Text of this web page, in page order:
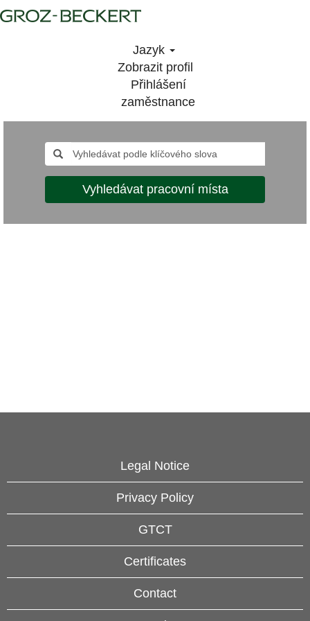
Jazyk
Zobrazit profil
Přihlášení
zaměstnance
Vyhledávat pracovní místa
Legal Notice
Privacy Policy
GTCT
Certificates
Contact